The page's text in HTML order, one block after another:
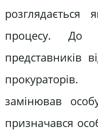
розглядається
процесу. До
представників
замінював
призначався